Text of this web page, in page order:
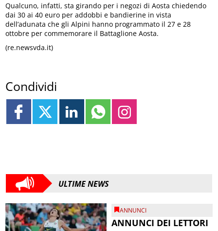
Qualcuno, infatti, sta girando per i negozi di Aosta chiedendo
dai 30 ai 40 euro per addobbi e bandierine in vista
dell’adunata che gli Alpini hanno programmato il 27 e 28
ottobre per commemorare il Battaglione Aosta.
(re.newsvda.it)
Condividi
ULTIME NEWS
ANNUNCI
ANNUNCI DEI LETTORI